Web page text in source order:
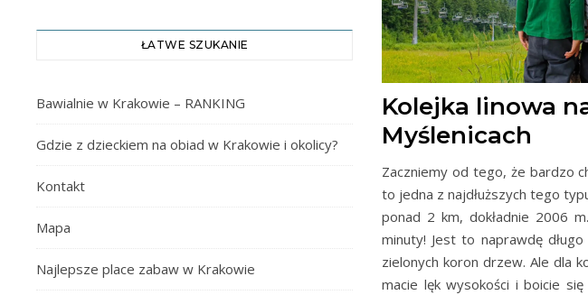
ŁATWE SZUKANIE
Bawialnie w Krakowie – RANKING
Gdzie z dzieckiem na obiad w Krakowie i okolicy?
Kontakt
Mapa
Najlepsze place zabaw w Krakowie
Kolejka linowa
Myślenicach
Zaczniemy od tego, że bardzo
to jedna z najdłuższych tego
ponad 2 km, dokładnie 2006
minuty! Jest to naprawdę
zielonych koron drzew. Ale dla
macie lęk wysokości i boicie